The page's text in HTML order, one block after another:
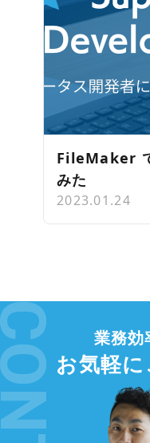
FileMaker
みた
2023.01.24
業務効
お気軽